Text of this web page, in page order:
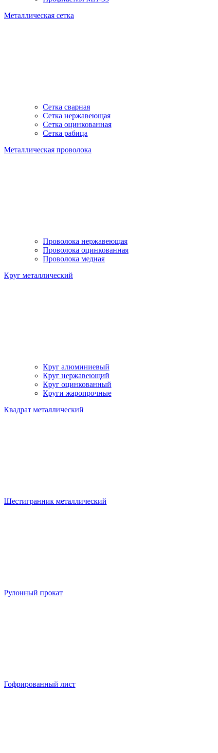
Металлическая сетка
Сетка сварная
Сетка нержавеющая
Сетка оцинкованная
Сетка рабица
Металлическая проволока
Проволока нержавеющая
Проволока оцинкованная
Проволока медная
Круг металлический
Круг алюминиевый
Круг нержавеющий
Круг оцинкованный
Круги жаропрочные
Квадрат металлический
Шестигранник металлический
Рулонный прокат
Гофрированный лист